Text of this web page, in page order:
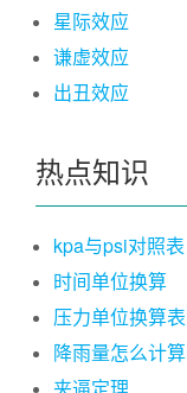
星际效应
谦虚效应
出丑效应
热点知识
kpa与psi对照表
时间单位换算
压力单位换算表
降雨量怎么计算